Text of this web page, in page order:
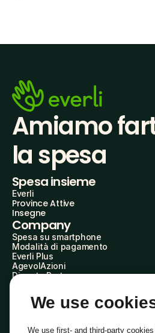
Amiamo
la spesa
Spesa insieme
Everli
Province Attive
Insegne
Company
Spesa su smartphone
Modalità di pagamento
Everli Plus
AgevolAzioni
Diventa Partner
Everli Shoppers
About Us
Everli News
We use
We use first- and third-party